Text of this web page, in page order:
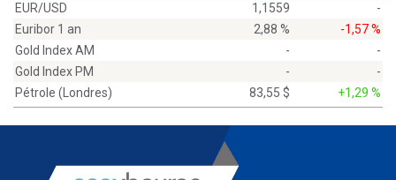
EUR/USD 1,1559
-
Euribor 1 an
2,88 %
-1,57 %
Gold Index AM
-
-
Gold Index PM
-
-
Pétrole (Londres)
83,55 $ +1,29 %